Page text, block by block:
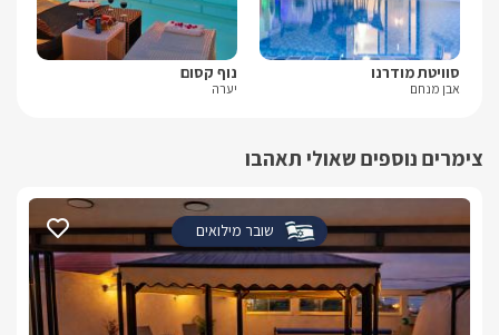
סוויטת מודרנו
אבן מנחם
נוף קסום
יערה
צימרים נוספים שאולי תאהבו
שובר מילואים